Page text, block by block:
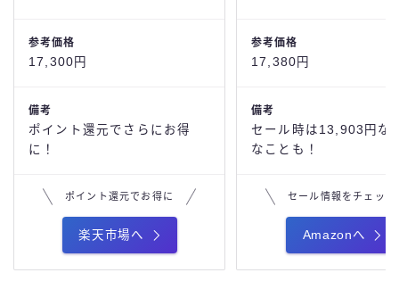
参考価格
17,300円
備考
ポイント還元でさらにお得
に！
ポイント還元でお得に
楽天市場へ
参考価格
17,380円
備考
セール時は13,903円な
なことも！
セール情報をチェック
Amazonへ